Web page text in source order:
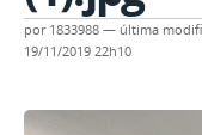
por 1833988 — última
19/11/2019 22h10